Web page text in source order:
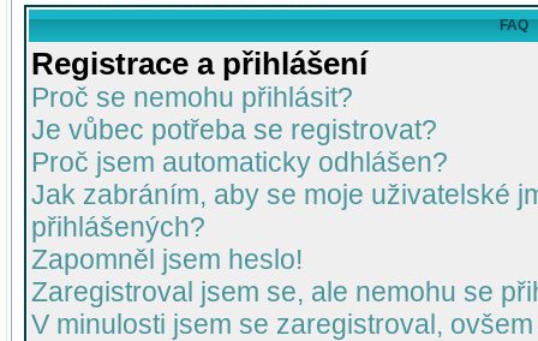
FAQ
Registrace a přihlášení
Proč se nemohu přihlásit?
Je vůbec potřeba se registrovat?
Proč jsem automaticky odhlášen?
Jak zabráním, aby se moje uživatelské
přihlášených?
Zapomněl jsem heslo!
Zaregistroval jsem se, ale nemohu se
V minulosti jsem se zaregistroval,